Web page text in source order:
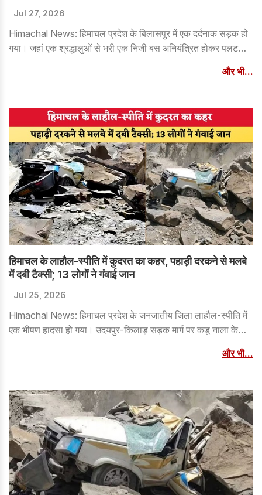
Jul 27, 2026
Himachal News: हिमाचल प्रदेश के बिलासपुर में एक दर्दनाक सड़क हो
गया। जहां एक श्रद्धालुओं से भरी एक निजी बस अनियंत्रित होकर पलट
गए। घटना की सूचना मिलते ही पुलिस की टीम मौके पर पहुंची और शव को
अस्पताल में भर्ती करा दिया।
और भी...
हिमाचल के लाहौल-स्पीति में कुदरत का कहर, पहाड़ी दरकने से मलबे
में दबी टैक्सी; 13 लोगों ने गंवाई जान
Jul 25, 2026
Himachal News: हिमाचल प्रदेश के जनजातीय जिला लाहौल-स्पीति में
एक भीषण हादसा हो गया। उदयपुर-किलाड़ सड़क मार्ग पर कडू नाला के
(HP-01M-2210) भारी मलबे की चपेट में आ गई। हादसे में 13 लोगों की
पुष्टि की है। घटना की सूचना मिलते ही तिंदी पुलिस, स्थानीय प्रशासन और
राहत एवं बचाव दल मौके पर पहुंचे तथा बचाव अभियान शुरू किया गया।
और भी...